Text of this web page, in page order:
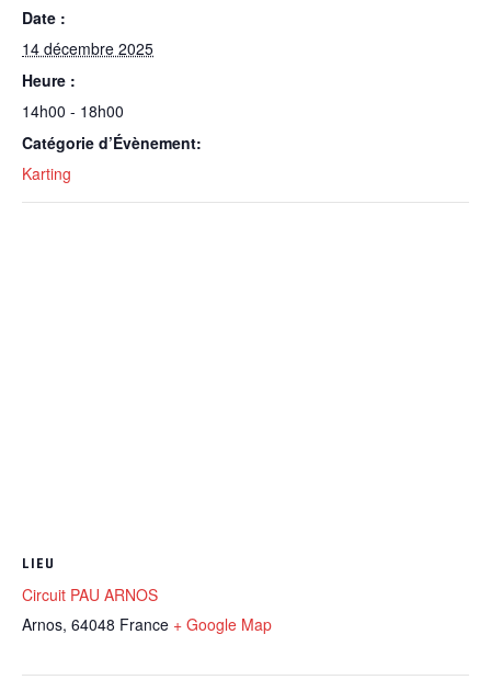
Date :
14 décembre 2025
Heure :
14h00 - 18h00
Catégorie d’Évènement:
Karting
LIEU
Circuit PAU ARNOS
Arnos, 64048 France + Google Map